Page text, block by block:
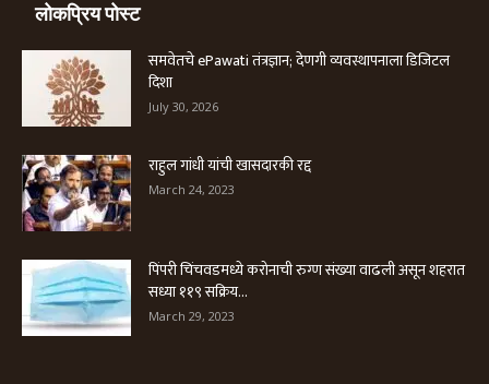
लोकप्रिय पोस्ट
समवेतचे ePawati तंत्रज्ञान; देणगी व्यवस्थापनाला डिजिटल
दिशा
July 30, 2026
राहुल गांधी यांची खासदारकी रद्द
March 24, 2023
पिंपरी चिंचवडमध्ये करोनाची रुग्ण संख्या वाढली असून शहरात
सध्या ११९ सक्रिय...
March 29, 2023